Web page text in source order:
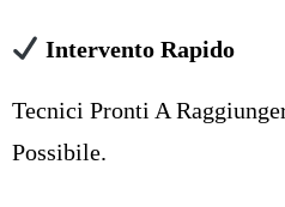
Intervento Rapido
Tecnici Pronti A
Possibile.